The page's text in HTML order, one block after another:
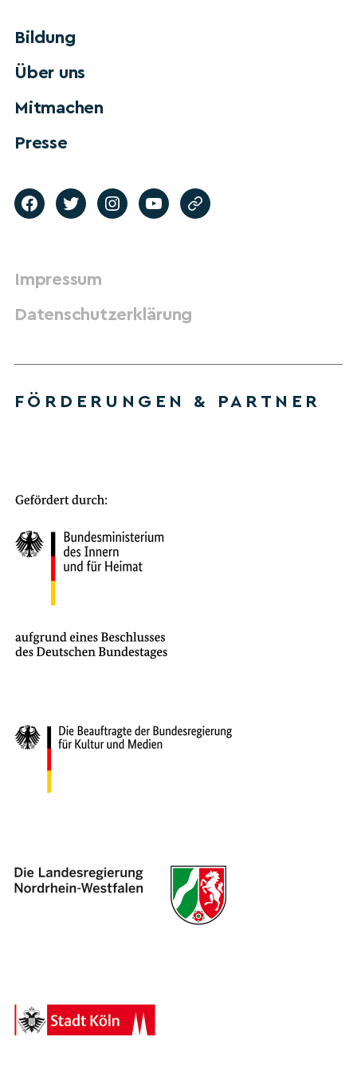
Bildung
Über uns
Mitmachen
Presse
Impressum
Datenschutzerklärung
FÖRDERUNGEN & PARTNER